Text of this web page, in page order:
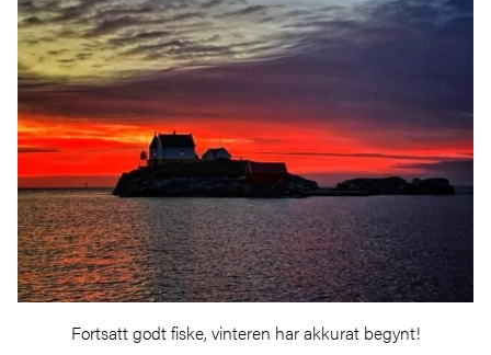
Fortsatt godt fiske, vinteren har akkurat begynt!